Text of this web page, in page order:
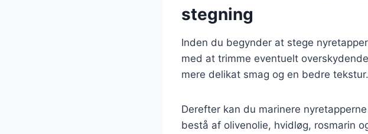
stegning
Inden du begynder at stege
med at trimme eventuelt
mere delikat smag og en bedre tekstur.
Derefter kan du marinere
bestå af olivenolie, hvidløg, rosmarin